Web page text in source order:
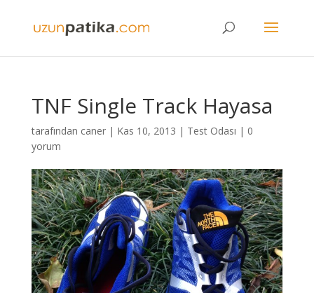
TNF Single Track Hayasa
tarafından caner| Kas 10, 2013 | Test Odası | 0
yorum